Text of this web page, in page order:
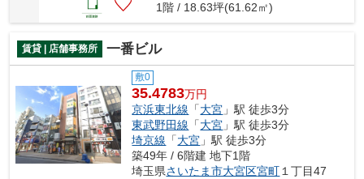
1階 / 18.63坪(61.62㎡)
賃貸 | 店舗事務所 一番ビル
敷0
35.4783万円
京浜東北線 「大宮 」駅 徒歩3分
東武野田線 「大宮 」駅 徒歩3分
埼京線 「大宮 」駅 徒歩3分
築49年 / 6階建 地下1階
埼玉県さいたま市大宮区宮町 １丁目47